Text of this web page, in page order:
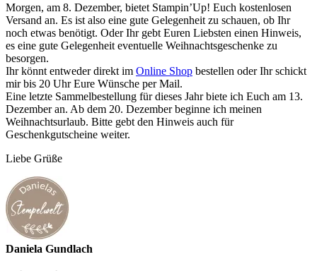
Morgen, am 8. Dezember, bietet Stampin’Up! Euch kostenlosen
Versand an. Es ist also eine gute Gelegenheit zu schauen, ob Ihr
noch etwas benötigt. Oder Ihr gebt Euren Liebsten einen Hinweis,
es eine gute Gelegenheit eventuelle Weihnachtsgeschenke zu
besorgen.
Ihr könnt entweder direkt im Online Shop bestellen oder Ihr schickt
mir bis 20 Uhr Eure Wünsche per Mail.
Eine letzte Sammelbestellung für dieses Jahr biete ich Euch am 13.
Dezember an. Ab dem 20. Dezember beginne ich meinen
Weihnachtsurlaub. Bitte gebt den Hinweis auch für
Geschenkgutscheine weiter.
Liebe Grüße
Daniela Gundlach